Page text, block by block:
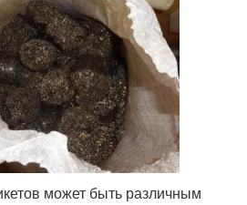
может быть различным